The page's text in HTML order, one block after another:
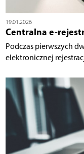
19.01.2026
Centralna e-
Podczas pierwszych
elektronicznej